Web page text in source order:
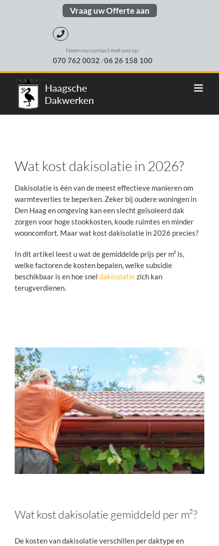
Vraag uw Offerte aan
Neem nu contact met ons op:
070 762 0032 /06 26 158 100
Wat kost dakisolatie in 2026?
Dakisolatie is één van de meest effectieve manieren om
warmteverlies te beperken. Zeker bij oudere woningen in
Den Haag en omgeving kan een slecht geïsoleerd dak
zorgen voor hoge stookkosten, koude ruimtes en minder
wooncomfort. Maar wat kost dakisolatie in 2026 precies?
In dit artikel leest u wat de gemiddelde prijs per m² is,
welke factoren de kosten bepalen, welke subsidie
beschikbaar is en hoe snel dakisolatiezich kan
terugverdienen.
Wat kost dakisolatie gemiddeld per m²?
De kosten van dakisolatie verschillen per daktype en